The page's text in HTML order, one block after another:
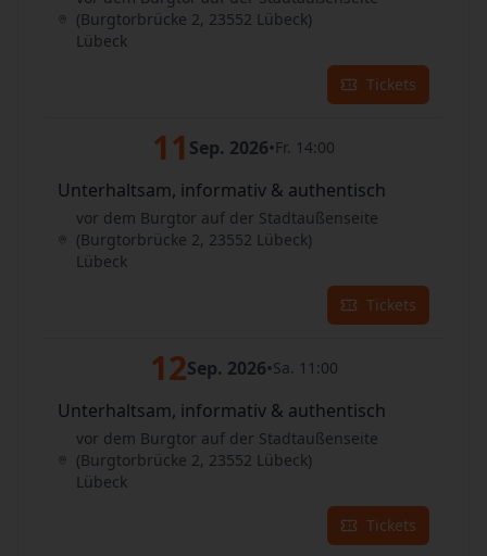
(Burgtorbrücke 2, 23552 Lübeck)
Lübeck
Tickets
11 Sep. 2026•Fr. 14:00
Unterhaltsam, informativ & authentisch
vor dem Burgtor auf der Stadtaußenseite
(Burgtorbrücke 2, 23552 Lübeck)
Lübeck
Tickets
12Sep. 2026•Sa. 11:00
Unterhaltsam, informativ & authentisch
vor dem Burgtor auf der Stadtaußenseite
(Burgtorbrücke 2, 23552 Lübeck)
Lübeck
Tickets